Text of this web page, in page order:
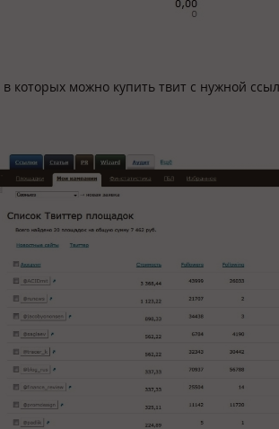
которых можно купить твит с нужной